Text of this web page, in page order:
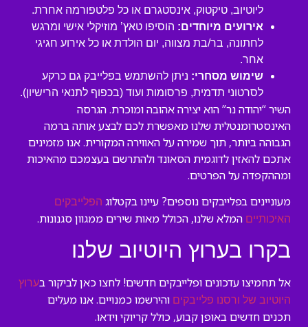
ליוטיוב, טיקטוק, אינסטגרם או כל פלטפורמה אחרת.
אירועים מיוחדים: הוסיפו טאץ’ מוזיקלי אישי ומרגש
לחתונה, בר/בת מצווה, יום הולדת או כל אירוע חגיגי
אחר.
שימוש מסחרי: ניתן להשתמש בפלייבק גם כרקע
לסרטוני תדמית, פרסומות ועוד (בכפוף לתנאי הרישיון).
השיר “יהודה נר” הוא יצירה אהובה ומוכרת. הגרסה
האינסטרומנטלית שלנו מאפשרת לכם לבצע אותה ברמה
הגבוהה ביותר, תוך שמירה על האווירה המקורית. אנו מזמינים
אתכם להאזין לדוגמית הסאונד ולהתרשם בעצמכם מהאיכות
ומההקפדה על הפרטים.
מעוניינים בפלייבקים נוספים? עיינו בקטלוג הפלייבקים
האיכותיים המלא שלנו, הכולל מאות שירים ממגוון סגנונות.
בקרו בערוץ היוטיוב שלנו
אל תחמיצו עדכונים ופלייבקים חדשים! לחצו כאן לביקור בערוץ
היוטיוב של ורסנו פלייבקים והירשמו כמנויים. אנו מעלים
תכנים חדשים באופן קבוע, כולל קריוקי וידאו.